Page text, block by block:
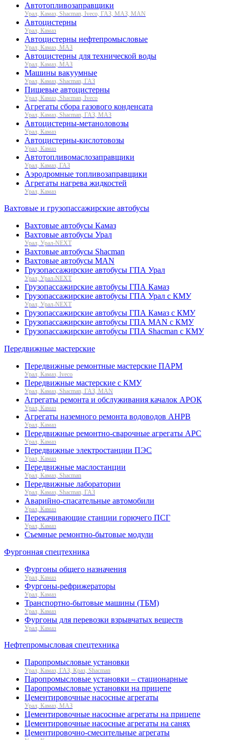
Автотопливозаправщики
Урал, Камаз, Shacman, Iveco, ГАЗ, МАЗ, MAN
Автоцистерны
Урал, Камаз
Автоцистерны нефтепромысловые
Урал, Камаз, МАЗ
Автоцистерны для технической воды
Урал, Камаз, МАЗ
Машины вакуумные
Урал, Камаз, Shacman, ГАЗ
Пищевые автоцистерны
Урал, Камаз, Shacman, Iveco
Агрегаты сбора газового конденсата
Урал, Камаз, Shacman, ГАЗ, МАЗ
Автоцистерны-метаноловозы
Урал, Камаз
Автоцистерны-кислотовозы
Урал, Камаз
Автотопливомаслозаправщики
Урал, Камаз, ГАЗ
Аэродромные топливозаправщики
Агрегаты нагрева жидкостей
Урал, Камаз
Вахтовые и грузопассажирские автобусы
Вахтовые автобусы Камаз
Вахтовые автобусы Урал
Урал, Урал-NEXT
Вахтовые автобусы Shacman
Вахтовые автобусы MAN
Грузопассажирские автобусы ГПА Урал
Урал, Урал-NEXT
Грузопассажирские автобусы ГПА Камаз
Грузопассажирские автобусы ГПА Урал с КМУ
Урал, Урал-NEXT
Грузопассажирские автобусы ГПА Камаз с КМУ
Грузопассажирские автобусы ГПА MAN с КМУ
Грузопассажирские автобусы ГПА Shacman с КМУ
Передвижные мастерские
Передвижные ремонтные мастерские ПАРМ
Урал, Камаз, Iveco
Передвижные мастерские с КМУ
Урал, Камаз, Shacman, ГАЗ, MAN
Агрегаты ремонта и обслуживания качалок АРОК
Урал, Камаз
Агрегаты наземного ремонта водоводов АНРВ
Урал, Камаз
Передвижные ремонтно-сварочные агрегаты АРС
Урал, Камаз
Передвижные электростанции ПЭС
Урал, Камаз
Передвижные маслостанции
Урал, Камаз, Shacman
Передвижные лаборатории
Урал, Камаз, Shacman, ГАЗ
Аварийно-спасательные автомобили
Урал, Камаз
Перекачивающие станции горючего ПСГ
Урал, Камаз
Съемные ремонтно-бытовые модули
Фургонная спецтехника
Фургоны общего назначения
Урал, Камаз
Фургоны-рефрижераторы
Урал, Камаз
Транспортно-бытовые машины (ТБМ)
Урал, Камаз
Фургоны для перевозки взрывчатых веществ
Урал, Камаз
Нефтепромысловая спецтехника
Паропромысловые установки
Урал, Камаз, ГАЗ, Краз, Shacman
Паропромысловые установки – стационарные
Паропромысловые установки на прицепе
Цементировочные насосные агрегаты
Урал, Камаз, МАЗ
Цементировочные насосные агрегаты на прицепе
Цементировочные насосные агрегаты на санях
Цементировочно-смесительные агрегаты